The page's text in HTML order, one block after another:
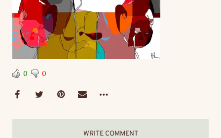
0 0
WRITE COMMENT